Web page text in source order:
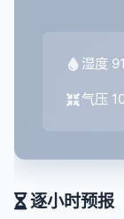
湿度
气压
逐小时预报